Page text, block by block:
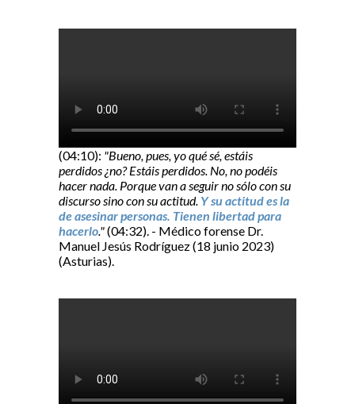
(04:10): "Bueno, pues, yo qué sé, estáis
perdidos ¿no? Estáis perdidos. No, no podéis
hacer nada. Porque van a seguir no sólo con su
discurso sino con su actitud. Y su actitud es la
de asesinar personas. Tienen libertad para
hacerlo."(04:32). - Médico forense Dr.
Manuel Jesús Rodríguez (18 junio 2023)
(Asturias).